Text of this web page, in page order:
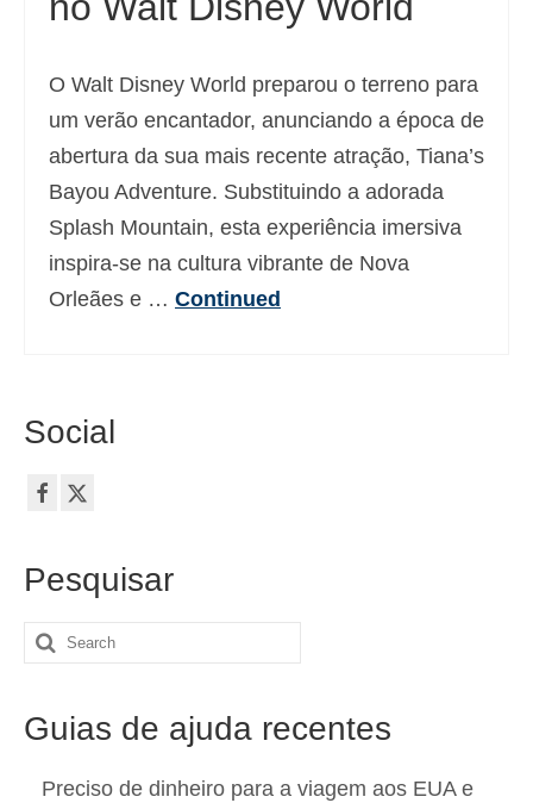
O Walt Disney World preparou o terreno para
um verão encantador, anunciando a época de
abertura da sua mais recente atração, Tiana’s
Bayou Adventure. Substituindo a adorada
Splash Mountain, esta experiência imersiva
inspira-se na cultura vibrante de Nova
Orleães e … Continued
Social
Pesquisar
Search
Guias de ajuda recentes
Preciso de dinheiro para a viagem aos EUA e